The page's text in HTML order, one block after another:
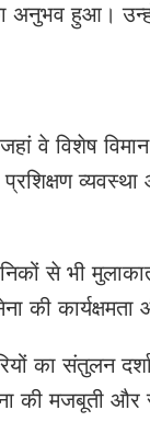
अनुभव हुआ।
वे विशेष
से भी
की
का संतुलन
की मजबूती और